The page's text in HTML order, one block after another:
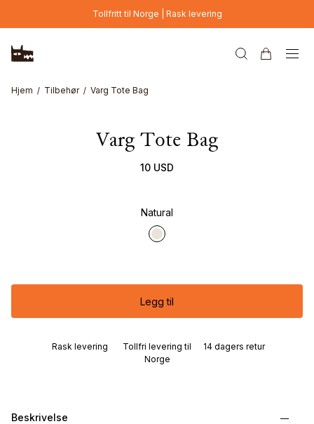
Hopp til hovedinnholdTollfritt til Norge | Rask levering
Hjem Tilbehør Varg Tote Bag
Varg Tote Bag
10 USD
Natural
Legg til
Rask levering
Tollfri levering til
Norge
14 dagers retur
Beskrivelse